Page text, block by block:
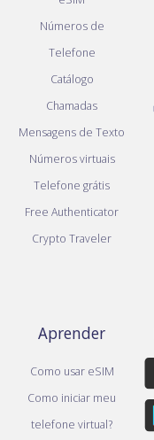
Números de
Telefone
Catálogo
Chamadas
Mensagens de Texto
Números virtuais
Telefone grátis
Free Authenticator
Crypto Traveler
Aprender
Como usar eSIM
Como iniciar meu
telefone virtual?